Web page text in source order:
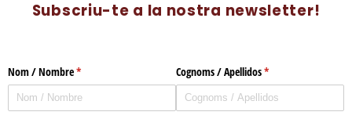
Subscriu-te a la nostra newsletter!